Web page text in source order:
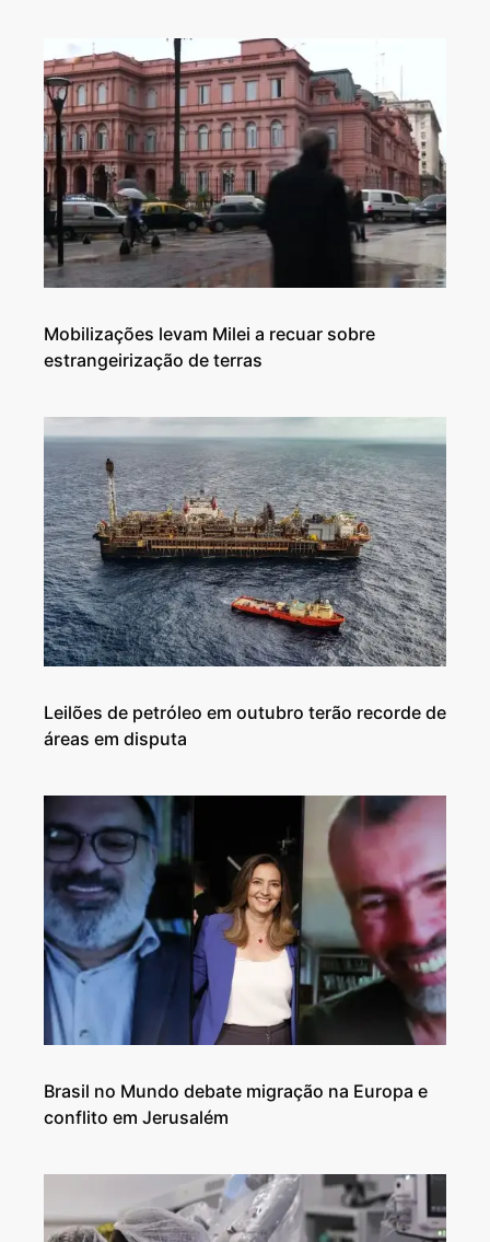
Mobilizações levam Milei a recuar sobre
estrangeirização de terras
Leilões de petróleo em outubro terão recorde de
áreas em disputa
Brasil no Mundo debate migração na Europa e
conflito em Jerusalém